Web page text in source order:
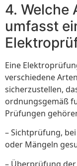
4. Welche
umfasst
Eine
verschiedene
sicherzustellen,
ordnungsgemäß
Prüfungen
– Sichtprüfung,
oder Mängeln